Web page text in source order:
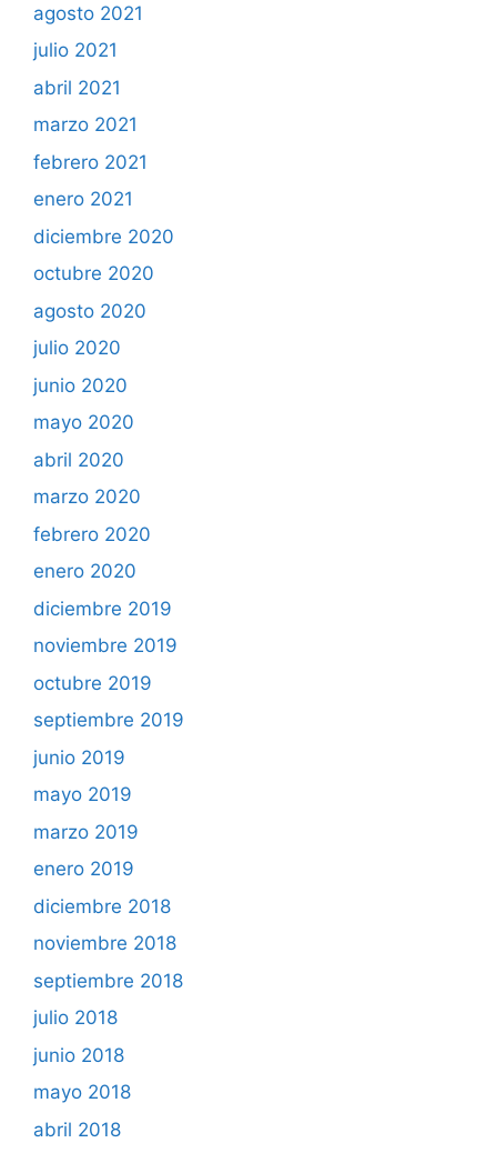
agosto 2021
julio 2021
abril 2021
marzo 2021
febrero 2021
enero 2021
diciembre 2020
octubre 2020
agosto 2020
julio 2020
junio 2020
mayo 2020
abril 2020
marzo 2020
febrero 2020
enero 2020
diciembre 2019
noviembre 2019
octubre 2019
septiembre 2019
junio 2019
mayo 2019
marzo 2019
enero 2019
diciembre 2018
noviembre 2018
septiembre 2018
julio 2018
junio 2018
mayo 2018
abril 2018